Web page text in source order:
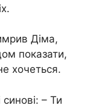
Діма,
показати,
хочеться.
– Ти